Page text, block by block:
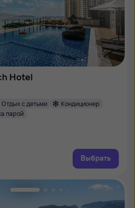
Hotel
Отдых с детьми
Кондиционер
парой
Выбрать